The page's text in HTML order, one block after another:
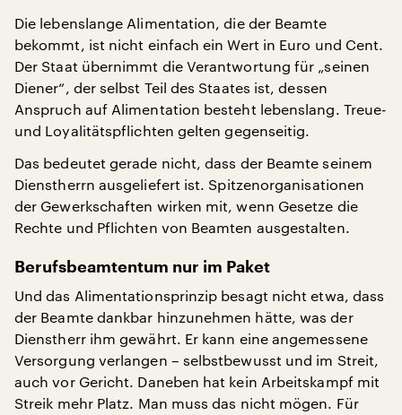
Die lebenslange Alimentation, die der Beamte
bekommt, ist nicht einfach ein Wert in Euro und Cent.
Der Staat übernimmt die Verantwortung für „seinen
Diener“, der selbst Teil des Staates ist, dessen
Anspruch auf Alimentation besteht lebenslang. Treue-
und Loyalitätspflichten gelten gegenseitig.
Das bedeutet gerade nicht, dass der Beamte seinem
Dienstherrn ausgeliefert ist. Spitzenorganisationen
der Gewerkschaften wirken mit, wenn Gesetze die
Rechte und Pflichten von Beamten ausgestalten.
Berufsbeamtentum nur im Paket
Und das Alimentationsprinzip besagt nicht etwa, dass
der Beamte dankbar hinzunehmen hätte, was der
Dienstherr ihm gewährt. Er kann eine angemessene
Versorgung verlangen – selbstbewusst und im Streit,
auch vor Gericht. Daneben hat kein Arbeitskampf mit
Streik mehr Platz. Man muss das nicht mögen. Für